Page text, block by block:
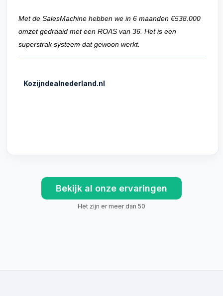
Met de SalesMachine hebben we in 6 maanden €538.000
omzet gedraaid met een ROAS van 36. Het is een
superstrak systeem dat gewoon werkt.
Kozijndealnederland.nl
Bekijk al onze ervaringen
Het zijn er meer dan 50